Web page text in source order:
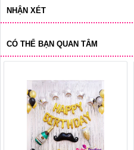
NHẬN XÉT
CÓ THỂ BẠN QUAN TÂM